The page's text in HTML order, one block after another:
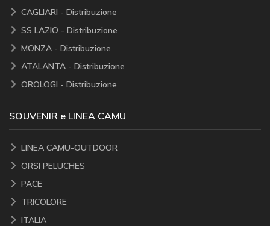
CAGLIARI - Distribuzione
SS LAZIO - Distribuzione
MONZA - Distribuzione
ATALANTA - Distribuzione
OROLOGI - Distribuzione
SOUVENIR e LINEA CAMU
LINEA CAMU-OUTDOOR
ORSI PELUCHES
PACE
TRICOLORE
ITALIA